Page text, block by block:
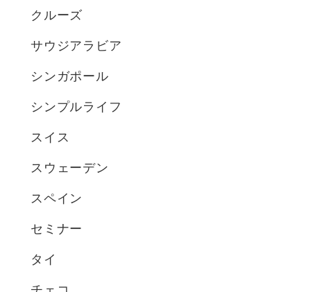
クルーズ
サウジアラビア
シンガポール
シンプルライフ
スイス
スウェーデン
スペイン
セミナー
タイ